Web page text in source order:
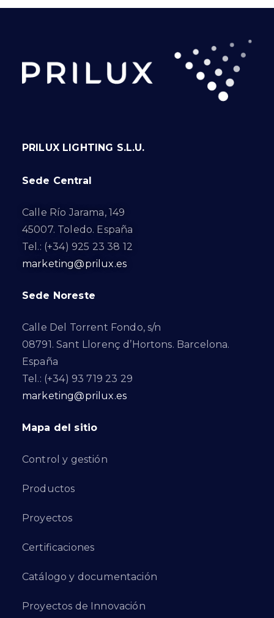
PRILUX LIGHTING S.L.U.
Sede Central
Calle Río Jarama, 149
45007. Toledo. España
Tel.: (+34) 925 23 38 12
marketing@prilux.es
Sede Noreste
Calle Del Torrent Fondo, s/n
08791. Sant Llorenç d’Hortons. Barcelona.
España
Tel.: (+34) 93 719 23 29
marketing@prilux.es
Mapa del sitio
Control y gestión
Productos
Proyectos
Certificaciones
Catálogo y documentación
Proyectos de Innovación